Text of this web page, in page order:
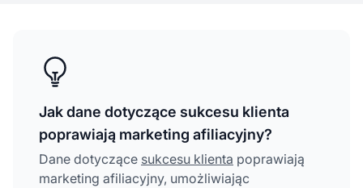
Jak dane dotyczące sukcesu klienta
poprawiają marketing afiliacyjny?
Dane dotyczące sukcesu klienta poprawiają
marketing afiliacyjny, umożliwiając